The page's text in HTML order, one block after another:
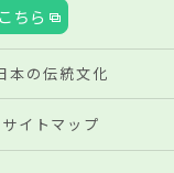
ちら
本の伝統文化
サイトマップ